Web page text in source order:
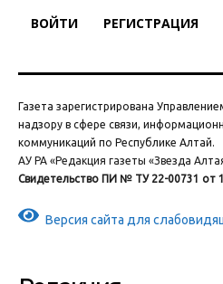
ВОЙТИ РЕГИСТРАЦИЯ
Газета зарегистрирована
надзору в сфере связи,
коммуникаций по Республике Алтай.
АУ РА «Редакция газеты «Звезда
Свидетельство ПИ № ТУ 22-00731 от
Версия сайта для